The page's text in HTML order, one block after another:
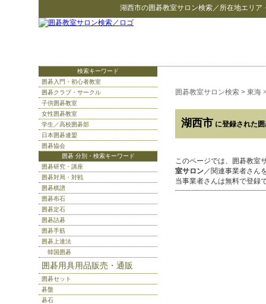
湖西市の囲碁教室サロン検索／所在地エリア
囲碁教室サロン検索 > 東海
湖西市 に登録された
このページでは、囲碁教室
室サロン／関連事業者さん
当事業者さんは無料で登録
検索キーワード
囲碁入門・初心者教室
囲碁クラブ・サークル
子供囲碁教室
女性囲碁教室
学生／高校囲碁部
日本囲碁連盟
囲碁協会
囲碁 分別・検索キーワード
囲碁研究・講座
囲碁対局・対戦
囲碁棋譜
囲碁布石
囲碁定石
囲碁詰碁
囲碁手筋
囲碁上達法
韓国囲碁
囲碁用具用品販売・通販
囲碁セット
碁盤
碁石